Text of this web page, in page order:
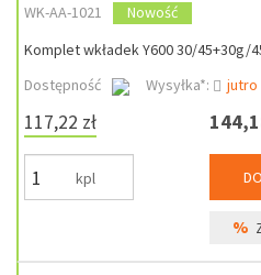
WK-AA-1021
Nowość
Komplet wkładek Y600 30/45+30g/
Dostępność
Wysyłka*: jutro
117,22 zł
kpl
%